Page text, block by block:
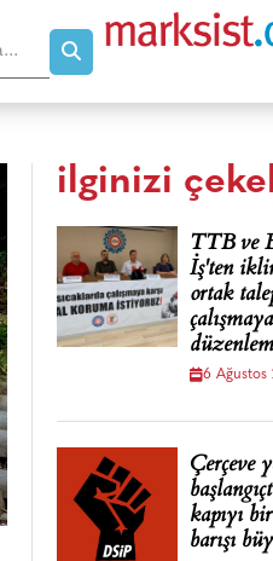
ilginizi
TTB ve
İş'ten
ortak
6 Ağustos
Çerçeve
kapıyı
barışı